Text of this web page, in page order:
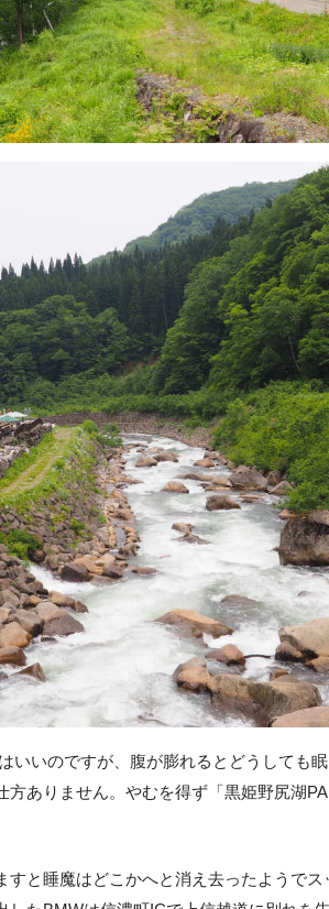
いいのですが、腹が膨れるとどうしても
方ありません。やむを得ず「黒姫野尻湖
すと睡魔はどこかへと消え去ったようで